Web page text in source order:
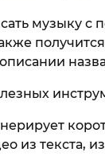
музыку с
из текста,